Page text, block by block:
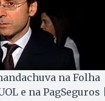
na Folha
e na PagSeguros |